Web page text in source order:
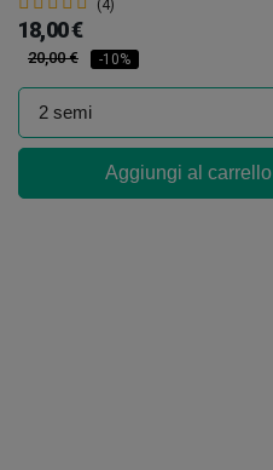
(4)
18,00 €
20,00 € -10%
Aggiungi al carrello